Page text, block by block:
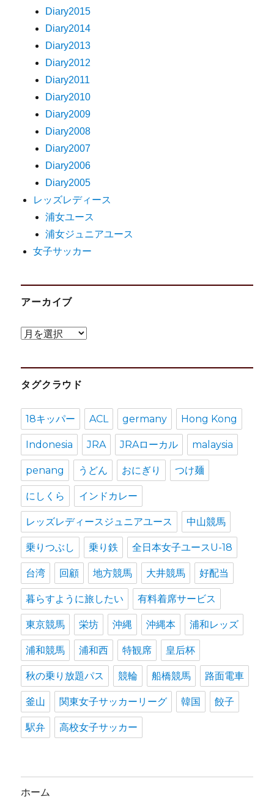
Diary2015
Diary2014
Diary2013
Diary2012
Diary2011
Diary2010
Diary2009
Diary2008
Diary2007
Diary2006
Diary2005
レッズレディース
浦女ユース
浦女ジュニアユース
女子サッカー
アーカイブ
ア
カ
イ
タグクラウド
18キッパー ACL germany Hong Kong
Indonesia JRA JRAローカル malaysia
penang うどん おにぎり つけ麺
にしくら インドカレー
レッズレディースジュニアユース 中山競馬
乗りつぶし 乗り鉄 全日本女子ユースU-18
台湾 回顧 地方競馬 大井競馬 好配当
暮らすように旅したい 有料着席サービス
東京競馬 栄坊 沖縄 沖縄本 浦和レッズ
浦和競馬 浦和西 特観席 皇后杯
秋の乗り放題パス 競輪 船橋競馬 路面電車
釜山 関東女子サッカーリーグ 韓国 餃子
駅弁 高校女子サッカー
ホーム